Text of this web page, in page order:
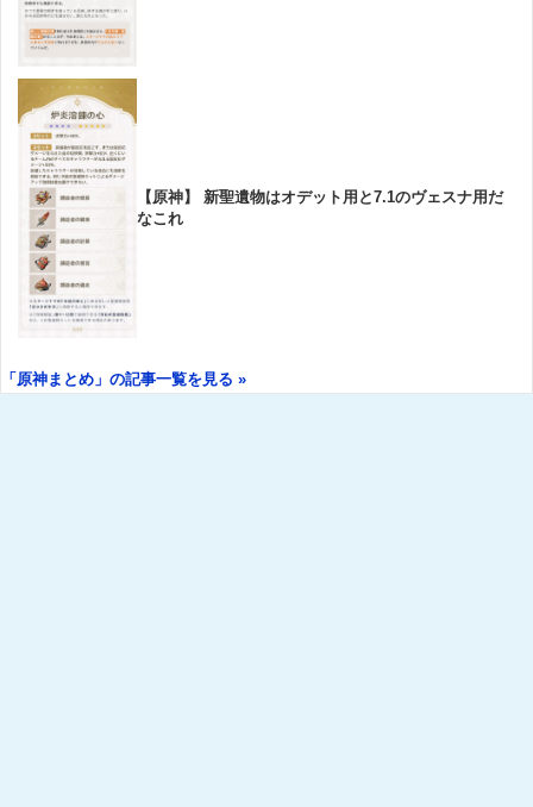
【原神】 新聖遺物はオデット用と7.1のヴェスナ用だ
なこれ
「原神まとめ」の記事一覧を見る »